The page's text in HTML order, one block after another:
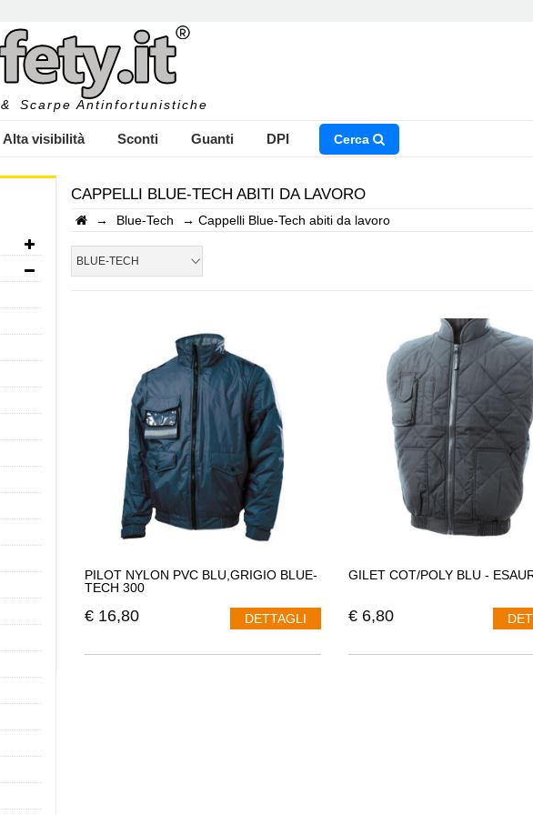
& Scarpe Antinfortunistiche
Alta visibilità Sconti Guanti DPI Cerca
INSERISCI IL NOME DEL PRODOTTO CHE STAI
CAPPELLI BLUE-TECH ABITI DA LAVORO
→ Blue-Tech → Cappelli Blue-Tech abiti da lavoro
BLUE-TECH
PILOT NYLON PVC BLU,GRIGIO BLUE-
TECH 300
€ 16,80 DETTAGLI
GILET COT/POLY BLU -
€ 6,80